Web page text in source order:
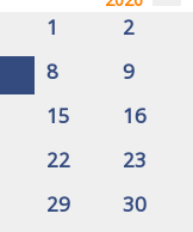
1
2
8
9
15
16
22
23
29
30